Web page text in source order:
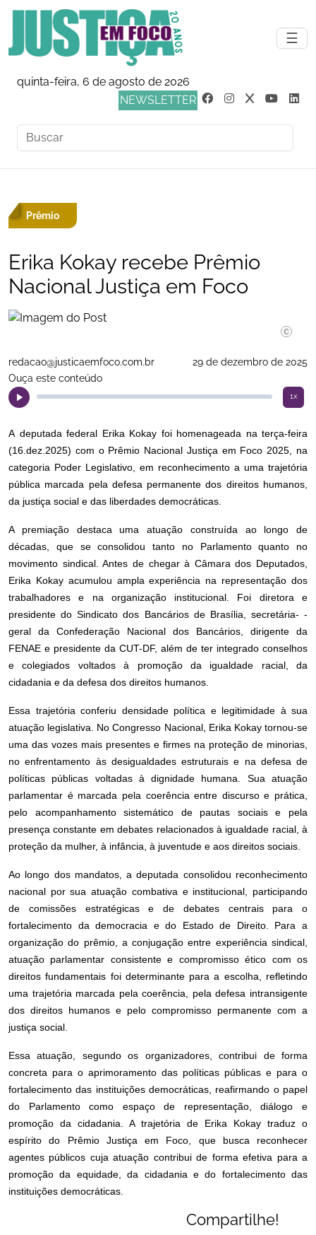
☰
quinta-feira, 6 de agosto de 2026
NEWSLETTER
Prêmio
Erika Kokay recebe Prêmio
Nacional Justiça em Foco
José
redacao@justicaemfoco.com.br
29 de dezembro de 2025
Ouça este conteúdo
1x
A deputada federal Erika Kokay foi homenageada na terça-feira
(16.dez.2025) com o Prêmio Nacional Justiça em Foco 2025, na
categoria Poder Legislativo, em reconhecimento a uma trajetória
pública marcada pela defesa permanente dos direitos humanos,
da justiça social e das liberdades democráticas.
A premiação destaca uma atuação construída ao longo de
décadas, que se consolidou tanto no Parlamento quanto no
movimento sindical. Antes de chegar à Câmara dos Deputados,
Erika Kokay acumulou ampla experiência na representação dos
trabalhadores e na organização institucional. Foi diretora e
presidente do Sindicato dos Bancários de Brasília, secretária- -
geral da Confederação Nacional dos Bancários, dirigente da
FENAE e presidente da CUT-DF, além de ter integrado conselhos
e colegiados voltados à promoção da igualdade racial, da
cidadania e da defesa dos direitos humanos.
Essa trajetória conferiu densidade política e legitimidade à sua
atuação legislativa. No Congresso Nacional, Erika Kokay tornou-se
uma das vozes mais presentes e firmes na proteção de minorias,
no enfrentamento às desigualdades estruturais e na defesa de
políticas públicas voltadas à dignidade humana. Sua atuação
parlamentar é marcada pela coerência entre discurso e prática,
pelo acompanhamento sistemático de pautas sociais e pela
presença constante em debates relacionados à igualdade racial, à
proteção da mulher, à infância, à juventude e aos direitos sociais.
Ao longo dos mandatos, a deputada consolidou reconhecimento
nacional por sua atuação combativa e institucional, participando
de comissões estratégicas e de debates centrais para o
fortalecimento da democracia e do Estado de Direito. Para a
organização do prêmio, a conjugação entre experiência sindical,
atuação parlamentar consistente e compromisso ético com os
direitos fundamentais foi determinante para a escolha, refletindo
uma trajetória marcada pela coerência, pela defesa intransigente
dos direitos humanos e pelo compromisso permanente com a
justiça social.
Essa atuação, segundo os organizadores, contribui de forma
concreta para o aprimoramento das políticas públicas e para o
fortalecimento das instituições democráticas, reafirmando o papel
do Parlamento como espaço de representação, diálogo e
promoção da cidadania. A trajetória de Erika Kokay traduz o
espírito do Prêmio Justiça em Foco, que busca reconhecer
agentes públicos cuja atuação contribui de forma efetiva para a
promoção da equidade, da cidadania e do fortalecimento das
instituições democráticas.
Compartilhe!